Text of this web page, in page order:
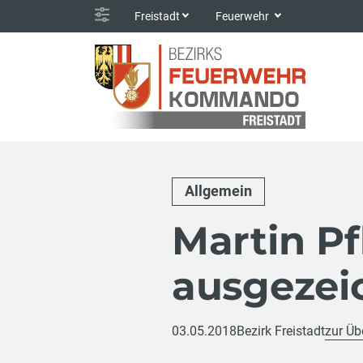
Freistadt Feuerwehr
Allgemein
Martin
03.05.2018Bezirk Freistadtzur